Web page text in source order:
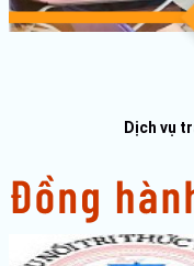
Dịch vụ